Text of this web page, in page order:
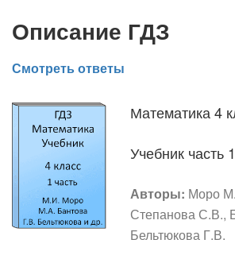
Описание ГДЗ
Смотреть ответы
Математика 4
Учебник часть
Авторы: Моро
Степанова С.В.,
Бельтюкова Г.В.